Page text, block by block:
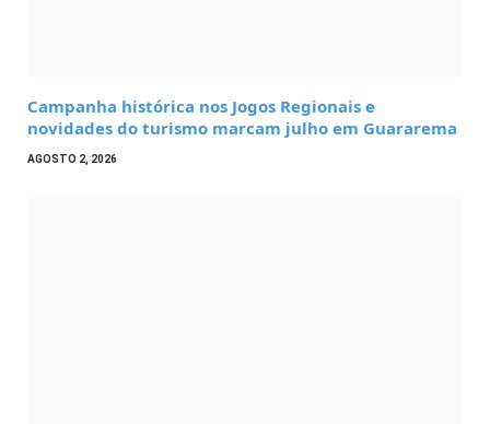
Campanha histórica nos Jogos Regionais e
novidades do turismo marcam julho em Guararema
AGOSTO 2, 2026